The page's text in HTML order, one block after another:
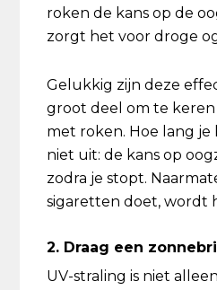
roken de kans op de
zorgt het voor droge
Gelukkig zijn deze
groot deel om te
met roken. Hoe lang
niet uit: de kans op
zodra je stopt.
sigaretten doet, wordt
2. Draag een
UV-straling is niet